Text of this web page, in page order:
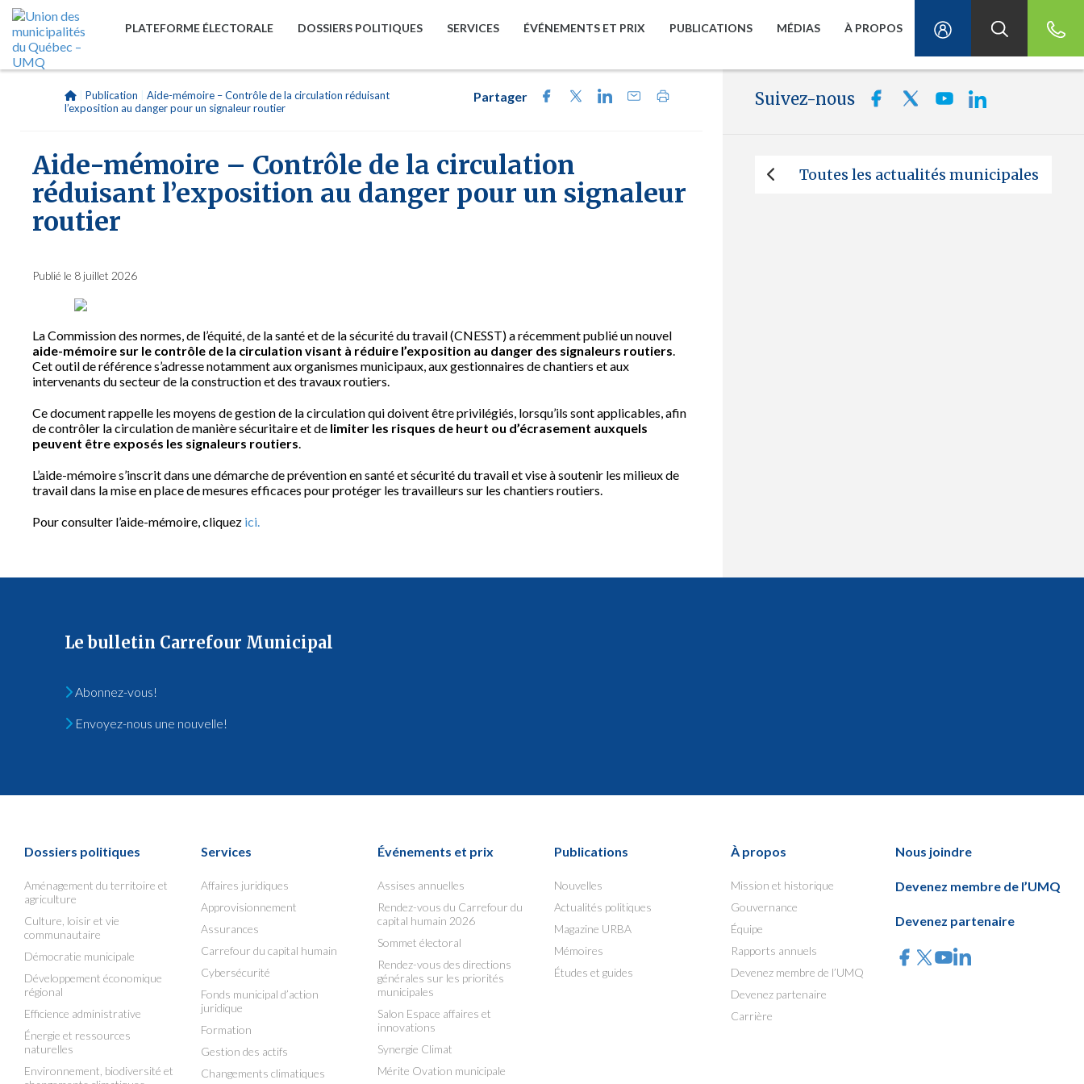
PLATEFORME ÉLECTORALE DOSSIERS POLITIQUES SERVICES ÉVÉNEMENTS ET PRIX PUBLICATIONS MÉDIAS À PROPOS
Publication
Aide-mémoire – Contrôle de la circulation réduisant
l’exposition au danger pour un signaleur routier
Partager
Aide-mémoire – Contrôle de la circulation
réduisant l’exposition au danger pour un signaleur
routier
Publié le 8 juillet 2026
La Commission des normes, de l’équité, de la santé et de la sécurité du travail (CNESST) a récemment publié un nouvel
aide-mémoire sur le contrôle de la circulation visant à réduire l’exposition au danger des signaleurs routiers.
Cet outil de référence s’adresse notamment aux organismes municipaux, aux gestionnaires de chantiers et aux
intervenants du secteur de la construction et des travaux routiers.
Ce document rappelle les moyens de gestion de la circulation qui doivent être privilégiés, lorsqu’ils sont applicables, afin
de contrôler la circulation de manière sécuritaire et de limiter les risques de heurt ou d’écrasement auxquels
peuvent être exposés les signaleurs routiers.
L’aide-mémoire s’inscrit dans une démarche de prévention en santé et sécurité du travail et vise à soutenir les milieux de
travail dans la mise en place de mesures efficaces pour protéger les travailleurs sur les chantiers routiers.
Pour consulter l’aide-mémoire, cliquez ici.
Suivez-nous
Toutes les actualités municipales
Le bulletin Carrefour Municipal
Abonnez-vous!
Envoyez-nous une nouvelle!
Dossiers politiques
Aménagement du territoire et
agriculture
Culture, loisir et vie
communautaire
Démocratie municipale
Développement économique
régional
Efficience administrative
Énergie et ressources
naturelles
Environnement, biodiversité et
Services
Affaires juridiques
Approvisionnement
Assurances
Carrefour du capital humain
Cybersécurité
Fonds municipal d’action
juridique
Formation
Gestion des actifs
Changements climatiques
Événements et prix
Assises annuelles
Rendez-vous du Carrefour du
capital humain 2026
Sommet électoral
Rendez-vous des directions
générales sur les priorités
municipales
Salon Espace affaires et
innovations
Synergie Climat
Mérite Ovation municipale
Publications
Nouvelles
Actualités politiques
Magazine URBA
Mémoires
Études et guides
À propos
Mission et historique
Gouvernance
Équipe
Rapports annuels
Devenez membre de l’UMQ
Devenez partenaire
Carrière
Nous joindre
Devenez membre de l’UMQ
Devenez partenaire